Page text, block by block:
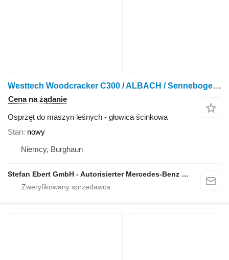
Westtech Woodcracker C300 / ALBACH / Sennebogen / NEU
Cena na żądanie
Osprzęt do maszyn leśnych - głowica ścinkowa
Stan nowy
Niemcy, Burghaun
Stefan Ebert GmbH - Autorisierter Mercedes-Benz Servicepartner